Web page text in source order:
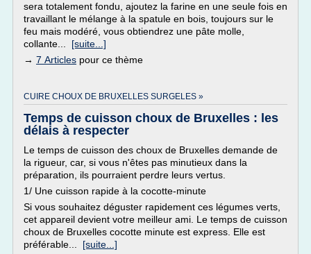
sera totalement fondu, ajoutez la farine en une seule fois en
travaillant le mélange à la spatule en bois, toujours sur le
feu mais modéré, vous obtiendrez une pâte molle,
collante... [suite...]
→ 7 Articles pour ce thème
CUIRE CHOUX DE BRUXELLES SURGELES »
Temps de cuisson choux de Bruxelles : les
délais à respecter
Le temps de cuisson des choux de Bruxelles demande de
la rigueur, car, si vous n'êtes pas minutieux dans la
préparation, ils pourraient perdre leurs vertus.
1/ Une cuisson rapide à la cocotte-minute
Si vous souhaitez déguster rapidement ces légumes verts,
cet appareil devient votre meilleur ami. Le temps de cuisson
choux de Bruxelles cocotte minute est express. Elle est
préférable... [suite...]